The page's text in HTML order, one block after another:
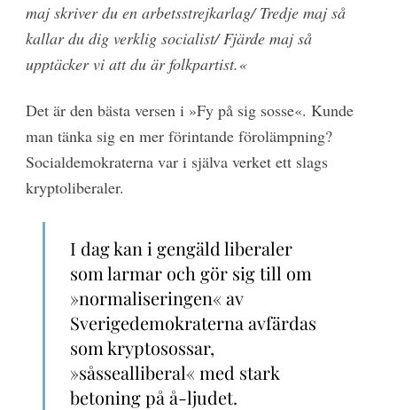
maj skriver du en arbetsstrejkarlag/ Tredje maj så
kallar du dig verklig socialist/ Fjärde maj så
upptäcker vi att du är folkpartist.«
Det är den bästa versen i »Fy på sig sosse«. Kunde
man tänka sig en mer förintande förolämpning?
Socialdemokraterna var i själva verket ett slags
kryptoliberaler.
I dag kan i gengäld liberaler
som larmar och gör sig till om
»normaliseringen« av
Sverigedemokraterna avfärdas
som kryptosossar,
»såssealliberal« med stark
betoning på å-ljudet.